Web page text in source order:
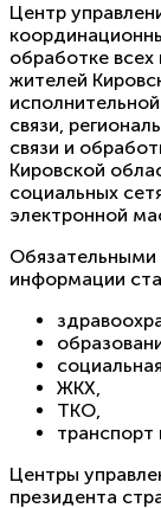
Центр
обработке
жителей
связи,
связи и
Кировской
социальных
электронной
Обязательными
информации
ЖКХ,
ТКО,
транспорт
Центры
президента